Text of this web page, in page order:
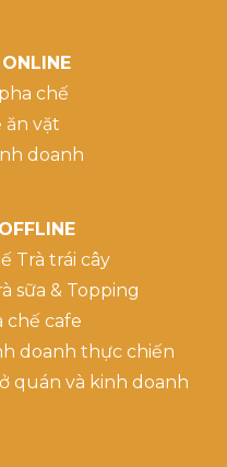
chế
ăn vặt
doanh
Trà trái cây
sữa & Topping
chế cafe
doanh thực chiến
quán và kinh doanh